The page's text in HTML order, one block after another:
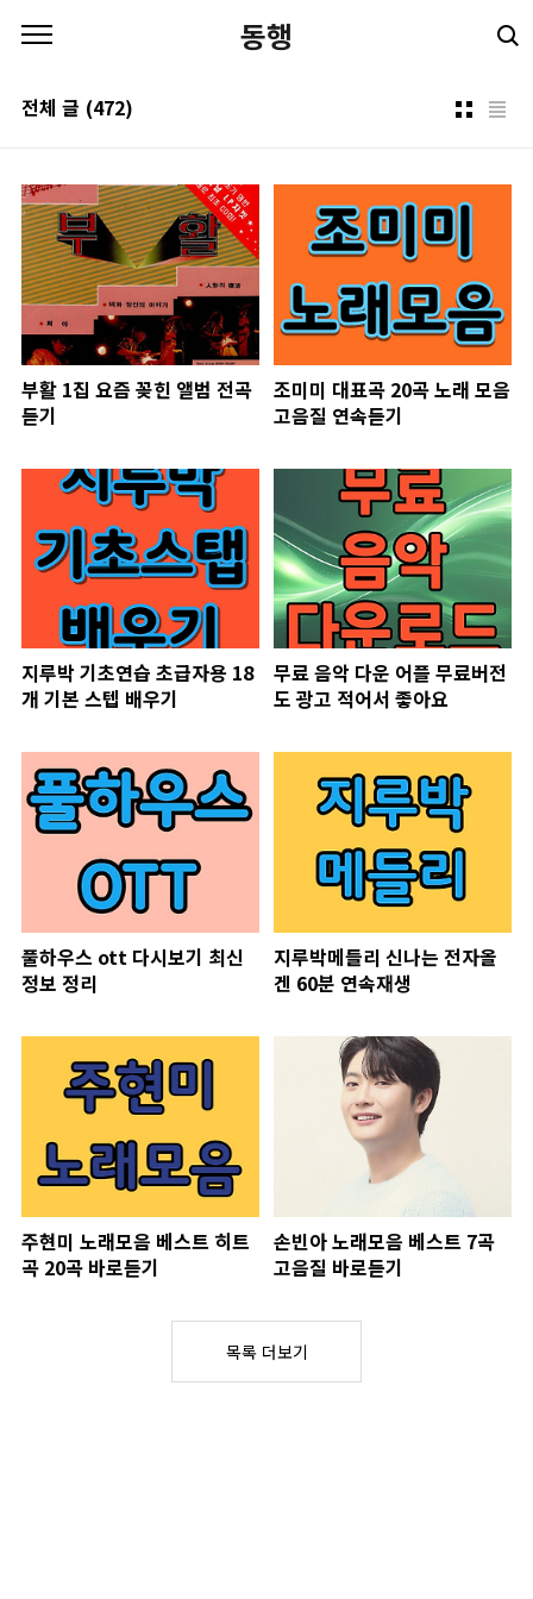
동행
전체 글 (472)
부활 1집 요즘 꽂힌 앨범 전곡
듣기
조미미 대표곡 20곡 노래 모음
고음질 연속듣기
지루박 기초연습 초급자용 18
개 기본 스텝 배우기
무료 음악 다운 어플 무료버전
도 광고 적어서 좋아요
풀하우스 ott 다시보기 최신
정보 정리
지루박메들리 신나는 전자올
겐 60분 연속재생
주현미 노래모음 베스트 히트
곡 20곡 바로듣기
손빈아 노래모음 베스트 7곡
고음질 바로듣기
목록 더보기